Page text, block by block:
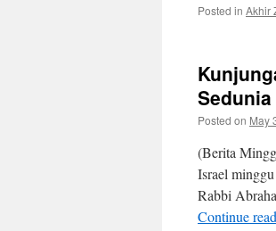
Posted in Akhir
Sedunia
Posted on May
(Berita
Israel
Rabbi
Continue